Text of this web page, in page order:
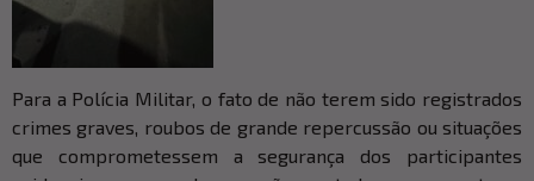
Para a Polícia Militar, o fato de não terem sido registrados
crimes graves, roubos de grande repercussão ou situações
que comprometessem a segurança dos participantes